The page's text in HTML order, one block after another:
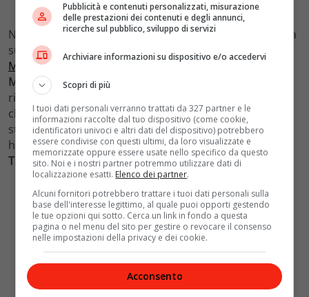
Non soltanto Wonder Woman. Forse perché ispirata da
sua sorella che le ha reso omaggio
sul red carpet del
Met Gala 2022
, Kendall Jenner ha interpretato anche
Marilyn Monroe, indossando una parrucca bionda e
ricreando uno dei suoi look più iconici, un casual look
che sfoggiò per la rivista Life nel 1953. Questo look è
stato pensato per un party a tema di Los Angeles dove
hanno presenziato anche altre star comeChanning
TatumeZoe Kravitz.
Pubblicità e contenuti personalizzati, misurazione
delle prestazioni dei contenuti e degli annunci,
ricerche sul pubblico, sviluppo di servizi
Archiviare informazioni su dispositivo e/o accedervi
Scopri di più
I tuoi dati personali verranno trattati da 327 partner e le
informazioni raccolte dal tuo dispositivo (come cookie,
identificatori univoci e altri dati del dispositivo) potrebbero
essere condivise con questi ultimi, da loro visualizzate e
memorizzate oppure essere usate nello specifico da questo
sito. Noi e i nostri partner potremmo utilizzare dati di
localizzazione esatti. Elenco dei partner.
Alcuni fornitori potrebbero trattare i tuoi dati personali sulla
base dell'interesse legittimo, al quale puoi opporti gestendo
le tue opzioni qui sotto. Cerca un link in fondo a questa
pagina o nel menu del sito per gestire o revocare il consenso
nelle impostazioni della privacy e dei cookie.
Acconsento